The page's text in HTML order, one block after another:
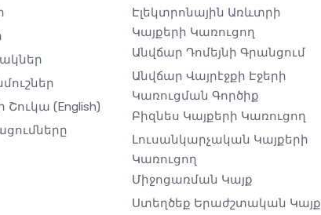
Շուկա (English)
Էլեկտրոնային Առևտրի
Կայքերի Կառուցող
Անվճար Դոմեյնի Գրանցում
Անվճար Վայրէջքի Էջերի
Կառուցման Գործիք
Բիզնես Կայքերի Կառուցող
Լուսանկարչական Կայքերի
Կառուցող
Միջոցառման Կայք
Ստեղծեք Երաժշտական ​​կայք